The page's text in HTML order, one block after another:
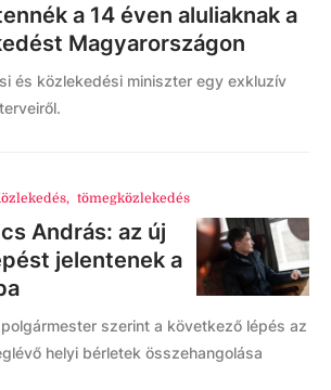
a 14 éven aluliaknak a
Magyarországon
és közlekedési miniszter egy exkluzív
, tömegközlekedés
András: az új
jelentenek a
szerint a következő lépés az
helyi bérletek összehangolása